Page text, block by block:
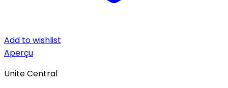
Add to wishlist
Aperçu
Unite Central